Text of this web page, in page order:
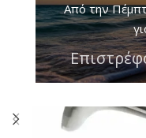
Από την